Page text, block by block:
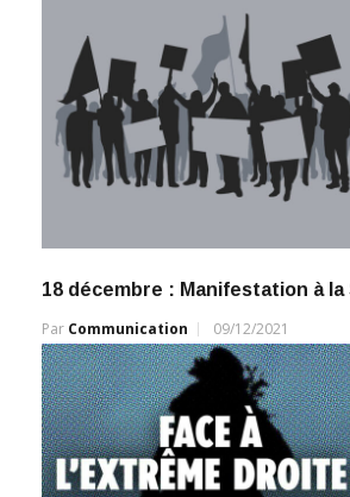
18 décembre : Manifestation à
Par Communication 09/12/2021